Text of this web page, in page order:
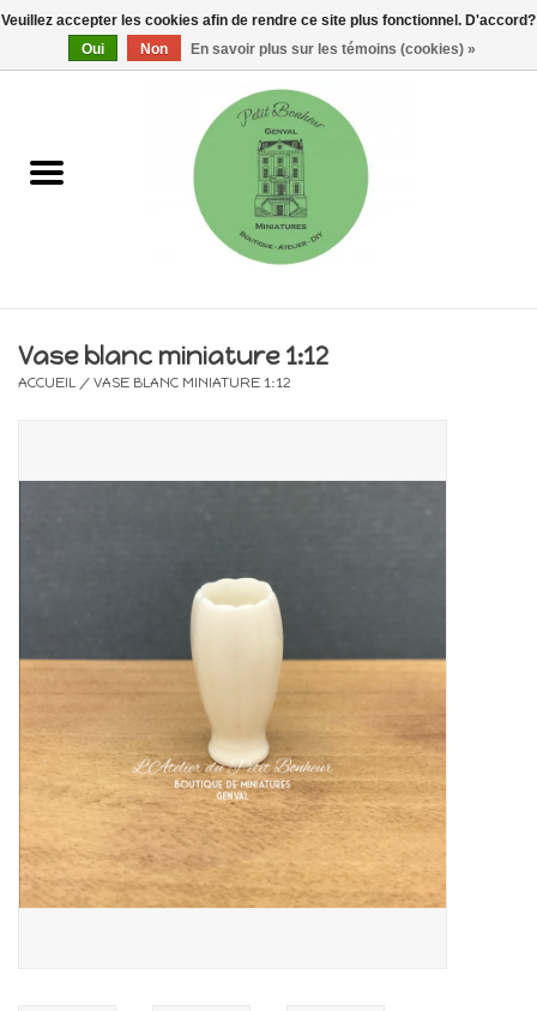
0 Articles - €0,00
Maisons, vitrines & kits
Electricité
Fournitures bricolage
Bois
Noël
1/24ème
Vase blanc miniature 1:12
ACCUEIL / VASE BLANC MINIATURE 1:12
Veuillez accepter les cookies afin de rendre ce site plus fonctionnel. D'accord?
Oui
Non En savoir plus sur les témoins (cookies) »